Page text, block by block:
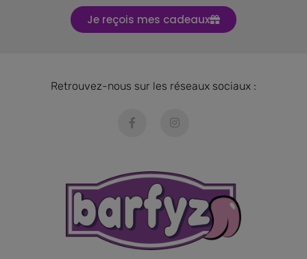
Je reçois mes cadeaux
Retrouvez-nous sur les réseaux sociaux :